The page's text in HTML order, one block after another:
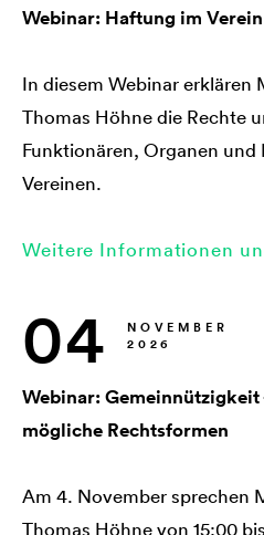
Webinar: Haftung im Verein
In diesem Webinar erklären
Thomas Höhne die Rechte
Funktionären, Organen
Vereinen.
Weitere Informationen
04
NOVEMBER
2026
Webinar: Gemeinnützigkeit
mögliche Rechtsformen
Am 4. November sprechen
Thomas Höhne von 15:00